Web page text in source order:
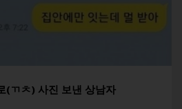
(ㄲㅊ) 사진 보낸 상남자